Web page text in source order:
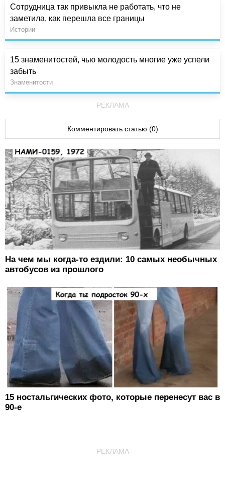
Сотрудница так привыкла не работать, что не
заметила, как перешла все границы
Истории
15 знаменитостей, чью молодость многие уже успели
забыть
Знаменитости
РЕКЛАМА
Комментировать статью (0)
На чем мы когда-то ездили: 10 самых необычных
автобусов из прошлого
15 ностальгических фото, которые перенесут вас в
90-е
РЕКЛАМА